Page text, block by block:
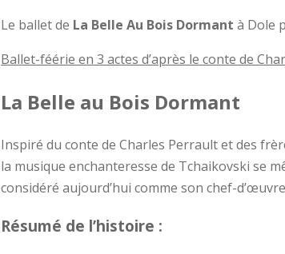
Le ballet de La Belle Au Bois Dormant à Dole
Ballet-féérie en 3 actes d’après le conte de
La Belle au Bois Dormant
Inspiré du conte de Charles Perrault et des
la musique enchanteresse de Tchaikovski se
considéré aujourd’hui comme son chef-
Résumé de l’histoire :